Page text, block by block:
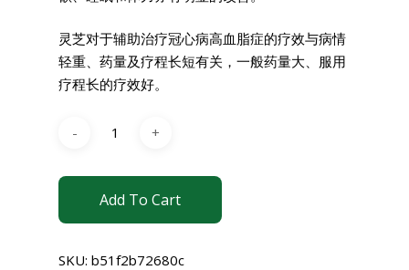
灵芝对于辅助治疗冠心病高血脂症的疗效与病情
轻重、药量及疗程长短有关，一般药量大、服用
疗程长的疗效好。
Add To Cart
SKU: b51f2b72680c